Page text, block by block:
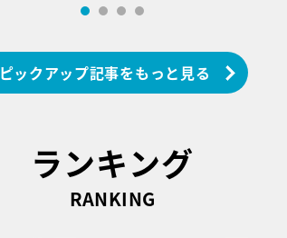
ピックアップ記事をもっと見る
ランキング
RANKING